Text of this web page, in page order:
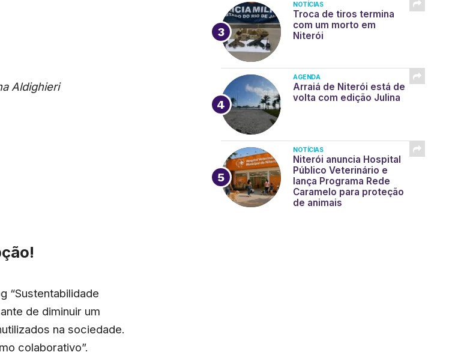
Aldighieri
“Sustentabilidade
de diminuir um
na sociedade.
colaborativo”.
NOTÍCIAS
Troca de tiros termina
com um morto em
Niterói
AGENDA
Arraiá de Niterói está de
volta com edição Julina
NOTÍCIAS
Niterói anuncia Hospital
Público Veterinário e
lança Programa Rede
Caramelo para proteção
de animais